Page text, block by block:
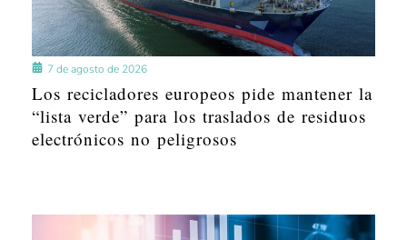
7 de agosto de 2026
Los recicladores europeos pide mantener la
“lista verde” para los traslados de residuos
electrónicos no peligrosos